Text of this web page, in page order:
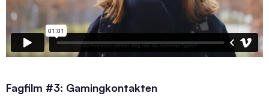
Fagfilm #3: Gamingkontakten